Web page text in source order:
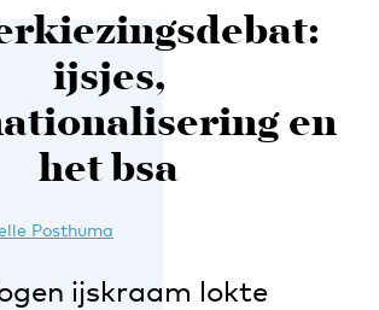
ijsjes,
en
het bsa
Posthuma
ijskraam lokte